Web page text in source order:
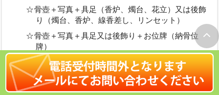
骨壺＋写真＋具足（香炉、燭台、花立）又は後飾
り（燭台、香炉、線香差し、リンセット）
骨壺＋写真＋具足又は後飾り＋お位牌（納骨位
牌）
ご遺骨の宝飾化（ダイヤモンド・真珠など）
ペンダントへの納骨